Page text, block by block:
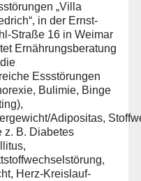
„Villa
in der Ernst-
Straße 16 in Weimar
Ernährungsberatung
Essstörungen
Bulimie, Binge
Adipositas,
z. B. Diabetes
Herz-Kreislauf-